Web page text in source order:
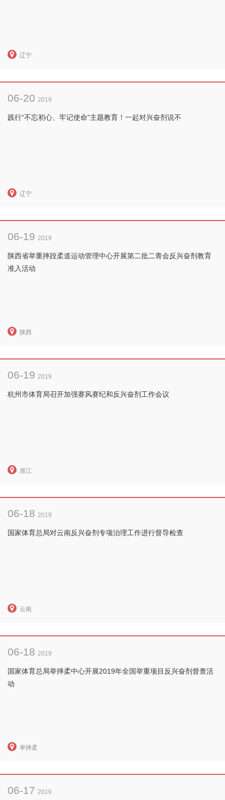
辽宁
06-20 2019
践行“不忘初心、牢记使命”主题教育！一起对兴奋剂说不
辽宁
06-19 2019
陕西省举重摔跤柔道运动管理中心开展第二批二青会反兴奋剂教育
准入活动
陕西
06-19 2019
杭州市体育局召开加强赛风赛纪和反兴奋剂工作会议
浙江
06-18 2019
国家体育总局对云南反兴奋剂专项治理工作进行督导检查
云南
06-18 2019
国家体育总局举摔柔中心开展2019年全国举重项目反兴奋剂督查活
动
举摔柔
06-17 2019